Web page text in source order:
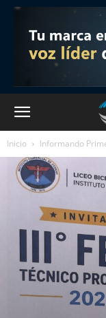
Inicio Informando